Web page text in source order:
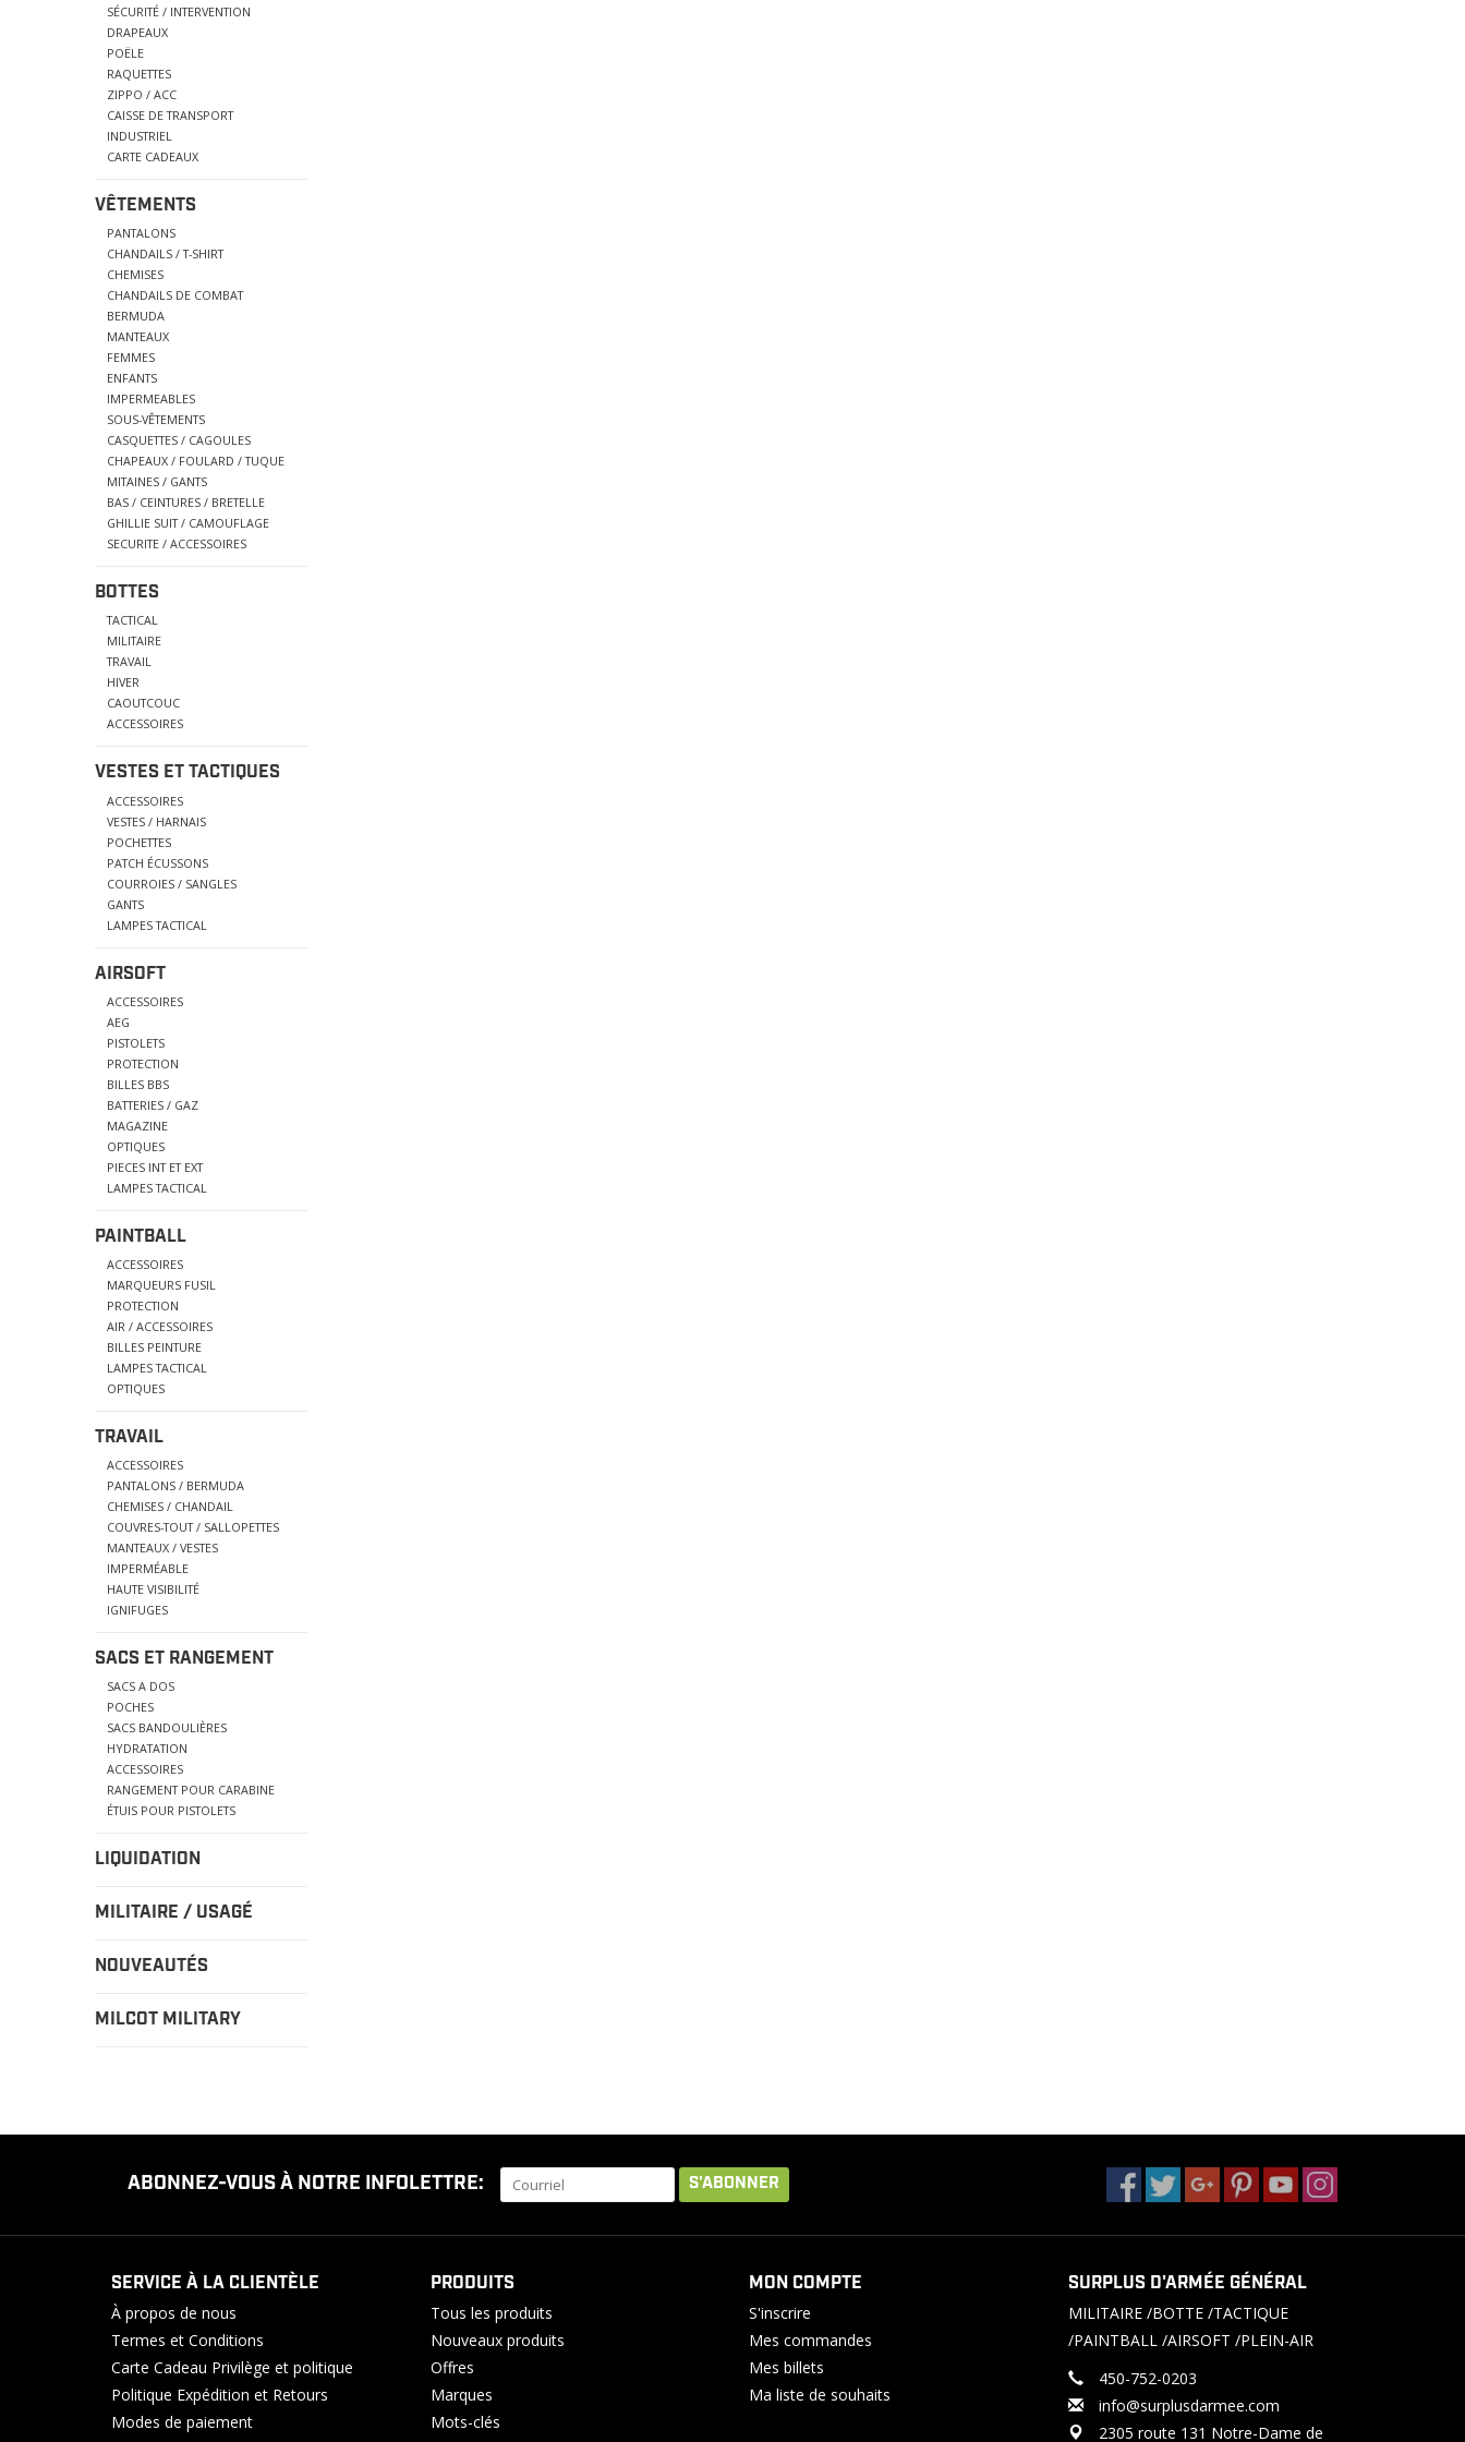
SÉCURITÉ / INTERVENTION
DRAPEAUX
POËLE
RAQUETTES
ZIPPO / ACC
CAISSE DE TRANSPORT
INDUSTRIEL
CARTE CADEAUX
VÊTEMENTS
PANTALONS
CHANDAILS / T-SHIRT
CHEMISES
CHANDAILS DE COMBAT
BERMUDA
MANTEAUX
FEMMES
ENFANTS
IMPERMEABLES
SOUS-VÊTEMENTS
CASQUETTES / CAGOULES
CHAPEAUX / FOULARD / TUQUE
MITAINES / GANTS
BAS / CEINTURES / BRETELLE
GHILLIE SUIT / CAMOUFLAGE
SECURITE / ACCESSOIRES
BOTTES
TACTICAL
MILITAIRE
TRAVAIL
HIVER
CAOUTCOUC
ACCESSOIRES
VESTES ET TACTIQUES
ACCESSOIRES
VESTES / HARNAIS
POCHETTES
PATCH ÉCUSSONS
COURROIES / SANGLES
GANTS
LAMPES TACTICAL
AIRSOFT
ACCESSOIRES
AEG
PISTOLETS
PROTECTION
BILLES BBS
BATTERIES / GAZ
MAGAZINE
OPTIQUES
PIECES INT ET EXT
LAMPES TACTICAL
PAINTBALL
ACCESSOIRES
MARQUEURS FUSIL
PROTECTION
AIR / ACCESSOIRES
BILLES PEINTURE
LAMPES TACTICAL
OPTIQUES
TRAVAIL
ACCESSOIRES
PANTALONS / BERMUDA
CHEMISES / CHANDAIL
COUVRES-TOUT / SALLOPETTES
MANTEAUX / VESTES
IMPERMÉABLE
HAUTE VISIBILITÉ
IGNIFUGES
SACS ET RANGEMENT
SACS A DOS
POCHES
SACS BANDOULIÈRES
HYDRATATION
ACCESSOIRES
RANGEMENT POUR CARABINE
ÉTUIS POUR PISTOLETS
LIQUIDATION
MILITAIRE / USAGÉ
NOUVEAUTÉS
MILCOT MILITARY
ABONNEZ-VOUS À NOTRE INFOLETTRE: S'ABONNER
SERVICE À LA CLIENTÈLE
À propos de nous
Termes et Conditions
Carte Cadeau Privilège et politique
Politique Expédition et Retours
Modes de paiement
PRODUITS
Tous les produits
Nouveaux produits
Offres
Marques
Mots-clés
MON COMPTE
S'inscrire
Mes commandes
Mes billets
Ma liste de souhaits
SURPLUS D'ARMÉE GÉNÉRAL
MILITAIRE /BOTTE /TACTIQUE
/PAINTBALL /AIRSOFT /PLEIN-AIR
450-752-0203
info@surplusdarmee.com
2305 route 131 Notre-Dame de